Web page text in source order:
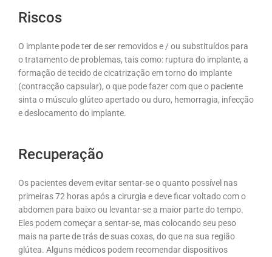
Riscos
O implante pode ter de ser removidos e / ou substituídos para
o tratamento de problemas, tais como: ruptura do implante, a
formação de tecido de cicatrização em torno do implante
(contracção capsular), o que pode fazer com que o paciente
sinta o músculo glúteo apertado ou duro, hemorragia, infecção
e deslocamento do implante.
Recuperação
Os pacientes devem evitar sentar-se o quanto possível nas
primeiras 72 horas após a cirurgia e deve ficar voltado com o
abdomen para baixo ou levantar-se a maior parte do tempo.
Eles podem começar a sentar-se, mas colocando seu peso
mais na parte de trás de suas coxas, do que na sua região
glútea. Alguns médicos podem recomendar dispositivos